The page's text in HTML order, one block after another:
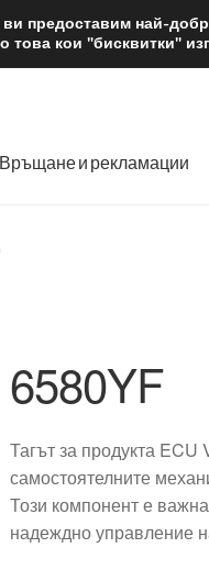
12 лв.
Връщане и рекламации
6580YF
Тагът за продукта
самостоятелните
Този компонент е
надеждно управление
предоставим най-
кои "бисквитки"